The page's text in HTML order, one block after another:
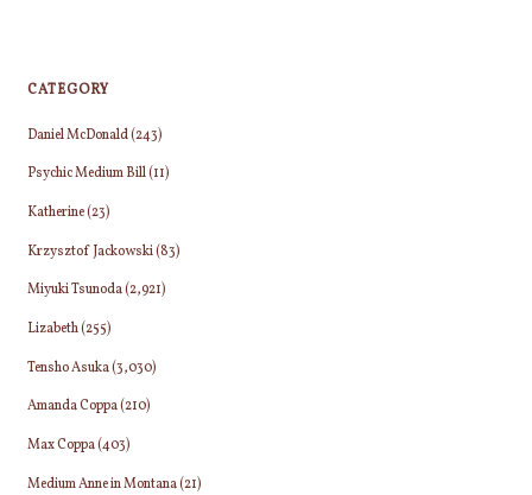
CATEGORY
Daniel McDonald(243)
Psychic Medium Bill(11)
Katherine(23)
Krzysztof Jackowski(83)
Miyuki Tsunoda(2,921)
Lizabeth(255)
Tensho Asuka(3,030)
Amanda Coppa(210)
Max Coppa(403)
Medium Anne in Montana(21)